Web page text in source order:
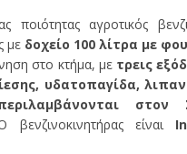
αγροτικός
με δοχείο 100 λίτρα με
στο κτήμα, μετρεις
υδατοπαγίδα,
στον
βενζινοκινητήρας είναι